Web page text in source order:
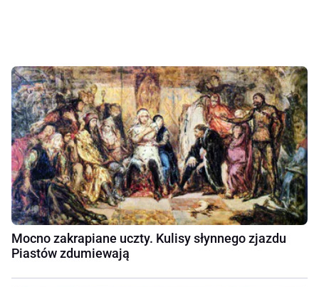
Mocno zakrapiane uczty. Kulisy słynnego zjazdu
Piastów zdumiewają